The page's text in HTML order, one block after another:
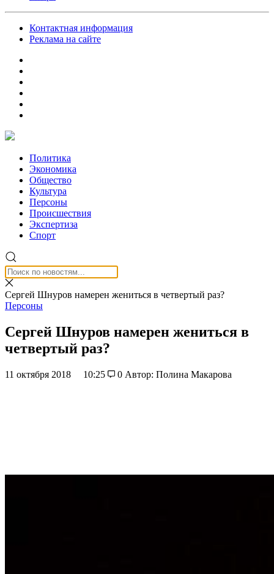
Контактная информация
Реклама на сайте
Политика
Экономика
Общество
Культура
Персоны
Происшествия
Экспертиза
Спорт
Сергей Шнуров намерен жениться в четвертый раз?
Персоны
Сергей Шнуров намерен жениться в
четвертый раз?
11 октября 2018 10:25 0 Автор: Полина Макарова